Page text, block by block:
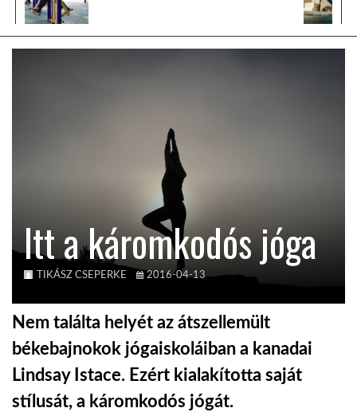
A VILÁG ITTHON
GLOBOTV BP
Itt a káromkodós jóga
TIKÁSZ CSEPERKE 2016-04-13
Nem találta helyét az átszellemült
békebajnokok jógaiskoláiban a kanadai
Lindsay Istace. Ezért kialakította saját
stílusát, a káromkodós jógát.